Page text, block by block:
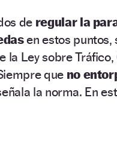
de regular la
en estos puntos,
la Ley sobre
que no
la norma. En